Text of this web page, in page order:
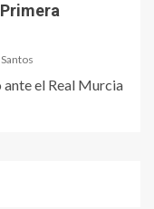
el Real Murcia